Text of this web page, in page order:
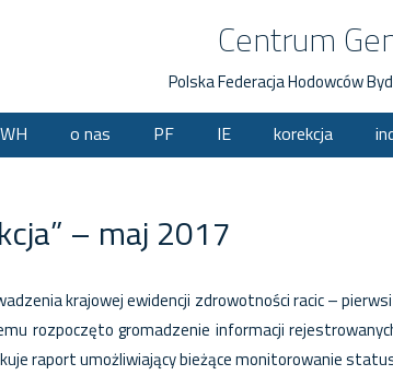
Centrum
Polska Federacja Hodowców
o nas PF IE korekcja
– maj 2017
krajowej ewidencji zdrowotności racic –
rozpoczęto gromadzenie informacji
raport umożliwiający bieżące monitorowanie